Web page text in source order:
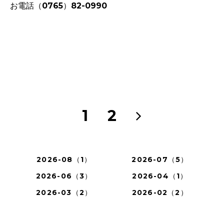
お電話（0765）82-0990
1 2
2026-08（1）
2026-07（5）
2026-06（3）
2026-04（1）
2026-03（2）
2026-02（2）